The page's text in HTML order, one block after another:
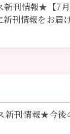
新刊情報★【7
新刊情報をお
新刊情報★今後